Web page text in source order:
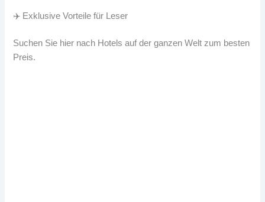
✈️ Exklusive Vorteile für Leser
Suchen Sie hier nach Hotels auf der ganzen Welt zum besten
Preis.